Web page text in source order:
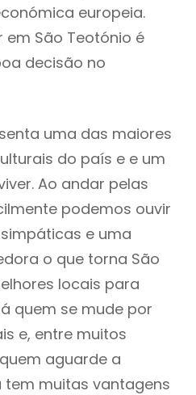
europeia.
em São Teotónio é
decisão no
uma das maiores
do país e e um
Ao andar pelas
podemos ouvir
e uma
o que torna São
locais para
quem se mude por
e, entre muitos
aguarde a
muitas vantagens